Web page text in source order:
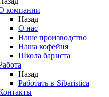
компании
Назад
О нас
Наше производство
Наша кофейня
Школа бариста
Назад
Работать в Sibaristica